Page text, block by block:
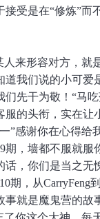
接受是在“修炼”而
来形容对方，就
道我们说的小可爱
们先干为敬！“马
服的头衔，实在让
”感谢你在心得给
期，墙都不服就服
，你们是当之无
期，从CarryFeng
事就是魔鬼营的故